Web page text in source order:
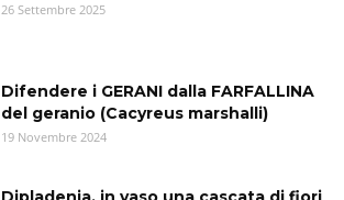
26 Settembre 2025
Difendere i GERANI dalla FARFALLINA
del geranio (Cacyreus marshalli)
19 Novembre 2024